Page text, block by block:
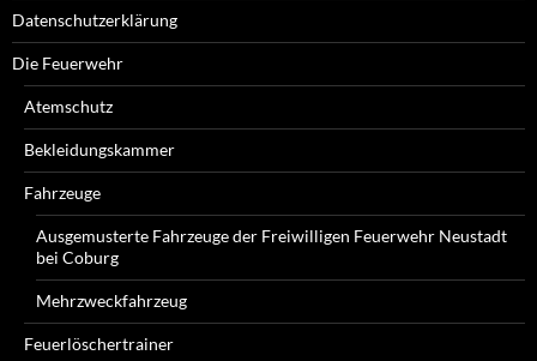
Datenschutzerklärung
Die Feuerwehr
Atemschutz
Bekleidungskammer
Fahrzeuge
Ausgemusterte Fahrzeuge der Freiwilligen Feuerwehr Neustadt
bei Coburg
Mehrzweckfahrzeug
Feuerlöschertrainer